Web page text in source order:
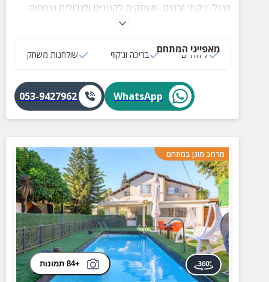
מנגל, ג׳קוזי זרמים, משחקים לקטנים ולגדולים וצמחיה
מאפייני המתחם
7 חדרים בריכה וג‘קוזי שולחנות משחק
WhatsApp
053-9427962
מרחב מוגן במתחם
+84 תמונות